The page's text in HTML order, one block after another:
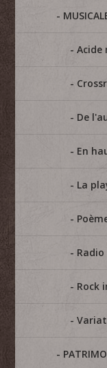
Acide
De
En
La
Radio
Rock